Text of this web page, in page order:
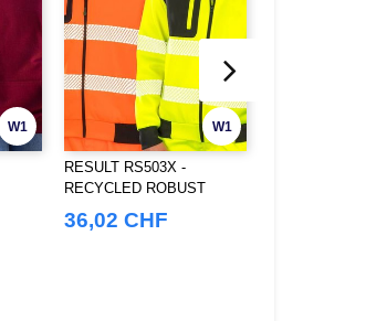
W1 W1
RESULT RS503X -
RECYCLED ROBUST
36,02 CHF